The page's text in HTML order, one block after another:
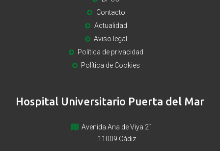
Contacto
Actualidad
Aviso legal
Política de privacidad
Política de Cookies
Hospital Universitario Puerta del Mar
Avenida Ana de Viya 21
11009 Cádiz